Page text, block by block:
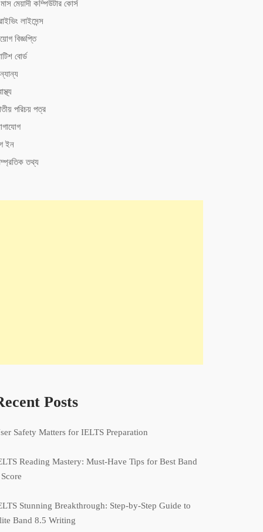
মেয়াদী কম্পিউটার কোর্স
লাইসেন্স
বিজ্ঞপ্তি
বোর্ড
পরিচয় পত্র
ইন
তথ্য
Posts
Safety Matters for IELTS Preparation
Reading Mastery: Must-Have Tips for Best Band
Stunning Breakthrough: Step-by-Step Guide to
Band 8.5 Writing